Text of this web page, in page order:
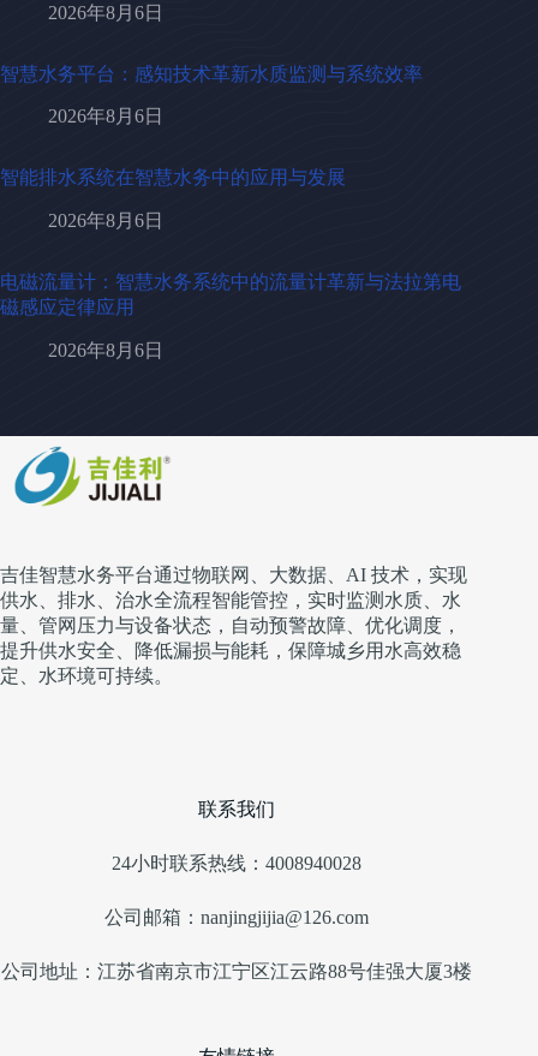
2026年8月6日
智慧水务平台：感知技术革新水质监测与系统效率
2026年8月6日
智能排水系统在智慧水务中的应用与发展
2026年8月6日
电磁流量计：智慧水务系统中的流量计革新与法拉第电
磁感应定律应用
2026年8月6日
吉佳智慧水务平台通过物联网、大数据、AI 技术，实现
供水、排水、治水全流程智能管控，实时监测水质、水
量、管网压力与设备状态，自动预警故障、优化调度，
提升供水安全、降低漏损与能耗，保障城乡用水高效稳
定、水环境可持续。
联系我们
24小时联系热线：4008940028
公司邮箱：nanjingjijia@126.com
公司地址：江苏省南京市江宁区江云路88号佳强大厦3楼